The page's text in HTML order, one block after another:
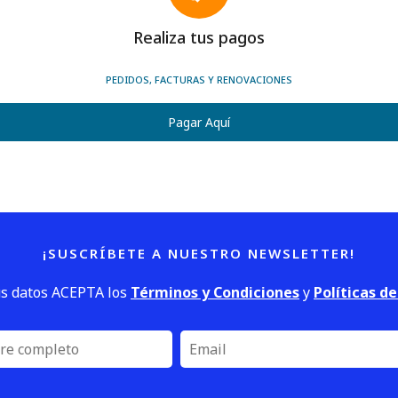
Realiza tus pagos
PEDIDOS, FACTURAS Y RENOVACIONES
Pagar Aquí
¡SUSCRÍBETE A NUESTRO NEWSLETTER!
datos ACEPTA los Términos y Condicionesy Políticas